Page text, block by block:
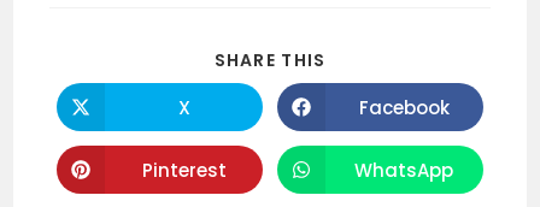
SHARE THIS
Opens
in
a
new
window
X Opens
in
a
new
window
Facebook
Opens
in
Pinterest Opens
in
WhatsApp